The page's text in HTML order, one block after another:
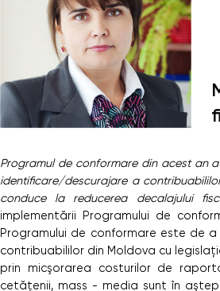
Programul de conformare din acest an
identiﬁcare/descurajare a
conduce la reducerea decalajului
implementării Programului de
Programului de conformare este de
contribuabililor din Moldova cu
prin micşorarea costurilor de
cetăţenii, mass - media sunt în